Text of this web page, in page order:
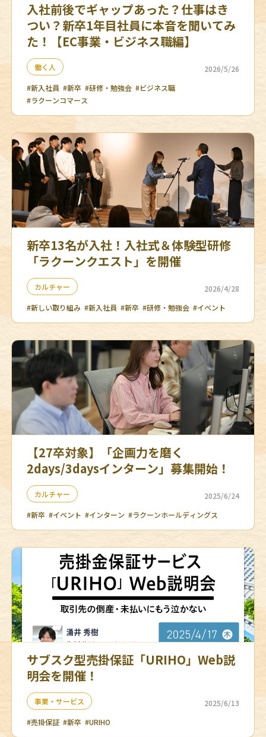
入社前後でギャップあった？仕事はき
つい？新卒1年目社員に本音を聞いてみ
た！【EC事業・ビジネス職編】
働く人
2026/5/26
#新入社員 #新卒 #研修・勉強会 #ビジネス職
#ラクーンコマース
新卒13名が入社！入社式＆体験型研修
「ラクーンクエスト」を開催
カルチャー
2026/4/28
#新しい取り組み #新入社員 #新卒 #研修・勉強会 #イベント
【27卒対象】「企画力を磨く
2days/3daysインターン」募集開始！
カルチャー
2025/6/24
#新卒 #イベント #インターン #ラクーンホールディングス
サブスク型売掛保証「URIHO」Web説
明会を開催！
事業・サービス
2025/6/13
#売掛保証 #新卒 #URIHO